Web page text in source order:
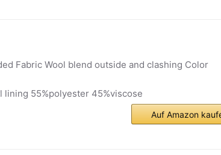
Fabric Wool blend outside and clashing Color
lining 55%polyester 45%viscose
Auf Amazon